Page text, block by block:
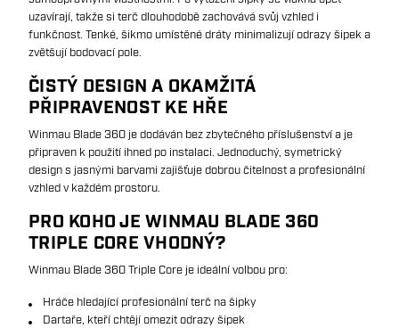
uzavírají, takže si terč dlouhodobě zachovává svůj vzhled i
funkčnost. Tenké, šikmo umístěné dráty minimalizují odrazy šipek a
zvětšují bodovací pole.
ČISTÝ DESIGN A OKAMŽITÁ
PŘIPRAVENOST KE HŘE
Winmau Blade 360 je dodáván bez zbytečného příslušenství a je
připraven k použití ihned po instalaci. Jednoduchý, symetrický
design s jasnými barvami zajišťuje dobrou čitelnost a profesionální
vzhled v každém prostoru.
PRO KOHO JE WINMAU BLADE 360
TRIPLE CORE VHODNÝ?
Winmau Blade 360 Triple Core je ideální volbou pro:
Hráče hledající profesionální terč na šipky
Dartaře, kteří chtějí omezit odrazy šipek